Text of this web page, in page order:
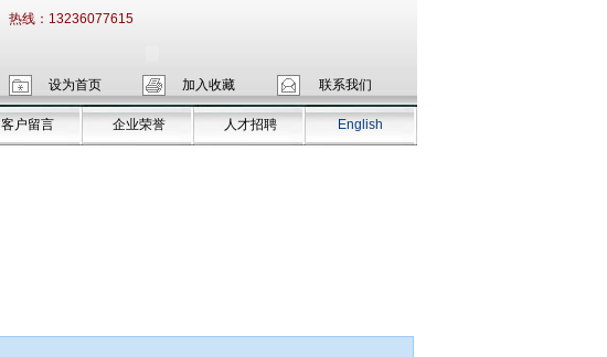
热线：13236077615
设为首页 加入收藏 联系我们
客户留言 企业荣誉 人才招聘 English